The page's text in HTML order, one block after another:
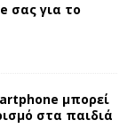
σας για το
μπορεί
στα παιδιά